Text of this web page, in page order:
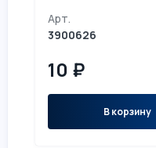
Арт.
3900626
10 ₽
В корзину